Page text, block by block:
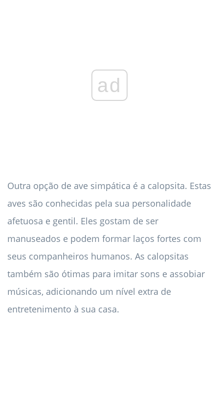
ad
Outra opção de ave simpática é a calopsita. Estas
aves são conhecidas pela sua personalidade
afetuosa e gentil. Eles gostam de ser
manuseados e podem formar laços fortes com
seus companheiros humanos. As calopsitas
também são ótimas para imitar sons e assobiar
músicas, adicionando um nível extra de
entretenimento à sua casa.